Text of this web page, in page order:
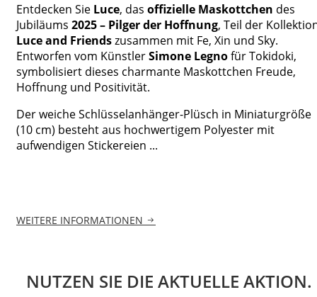
Entdecken Sie Luce, das offizielle Maskottchen des
Jubiläums 2025 – Pilger der Hoffnung, Teil der
Luce and Friendszusammen mit Fe, Xin und Sky.
Entworfen vom KünstlerSimone Legnofür Tokidoki,
symbolisiert dieses charmante Maskottchen Freude,
Hoffnung und Positivität.
Der weiche Schlüsselanhänger-Plüsch in Miniaturgröße
(10 cm) besteht aus hochwertigem Polyester mit
aufwendigen Stickereien ...
WEITERE INFORMATIONEN
NUTZEN SIE DIE AKTUELLE AKTION.